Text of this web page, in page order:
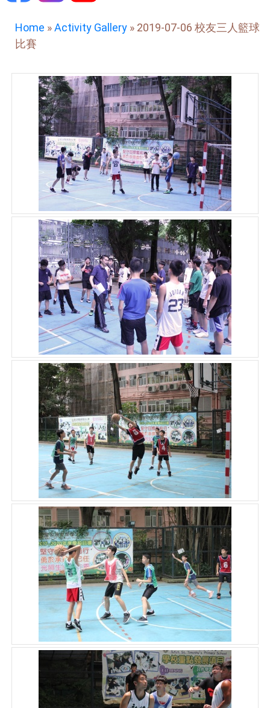
Home »Activity Gallery » 2019-07-06 校友三人籃球
比賽